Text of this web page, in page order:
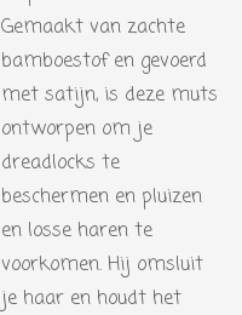
Gemaakt van zachte
bamboestof en gevoerd
met satijn, is deze muts
ontworpen om je
dreadlocks te
beschermen en pluizen
en losse haren te
voorkomen. Hij omsluit
je haar en houdt het